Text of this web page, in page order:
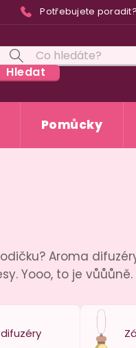
Potřebujete poradit?
Hledat
Pomůcky
Aroma
Yooo, to je vůůůně.